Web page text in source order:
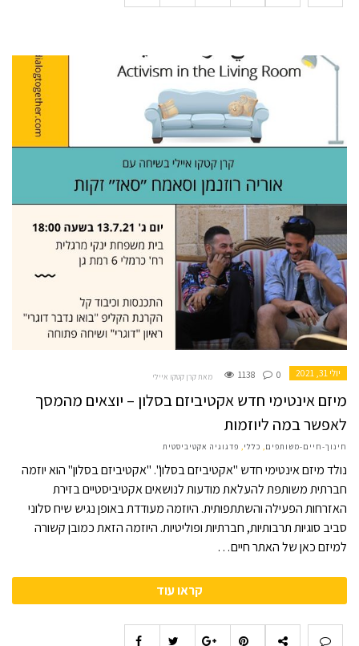
יולי 31, 2021 1138 0 מאת קרן קטקו איילי
מיזם אינטימי חדש אקטיביזם בסלון – יוצאים מהמסך
לאפשר במה ליוזמות
חינוך-חיים-משותפים, כללי, פדגוגיה אקטיביסטית
נולד מיזם אינטימי חדש "אקטיביזם בסלון". "אקטיביזם בסלון" הוא יוזמה
חברתית משותפת להעלאת מודעות לנושאים אקטיביסטיים בזירת
האזרחות הפעילה והשתתפותית. היוזמה מעודדת באופן נגיש שיח סלוני
סביב סוגיות תרבותיות, חברתיות ופוליטיות. היוזמה הזאת כמובן קשורה
למיזם כאן של האתר חיים…
קראו עוד